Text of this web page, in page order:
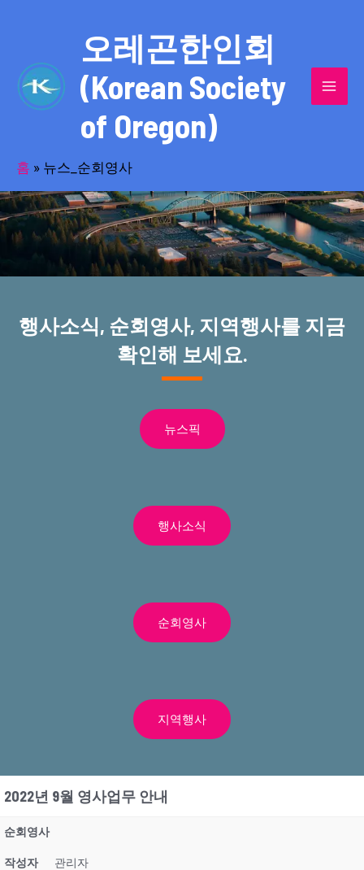
오레곤한인회
(Korean Society
of Oregon)
홈 » 뉴스_순회영사
반세기의 세월을 품고 동포사회를 섬겨온
오레곤한인회!
행사소식, 순회영사, 지역행사를 지금
확인해 보세요.
뉴스픽
행사소식
순회영사
지역행사
2022년 9월 영사업무 안내
순회영사
작성자 관리자